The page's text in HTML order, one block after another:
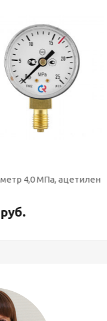
4,0 МПа, ацетилен